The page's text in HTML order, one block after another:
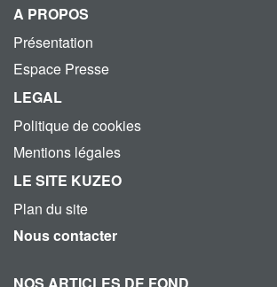
A PROPOS
Présentation
Espace Presse
LEGAL
Politique de cookies
Mentions légales
LE SITE KUZEO
Plan du site
Nous contacter